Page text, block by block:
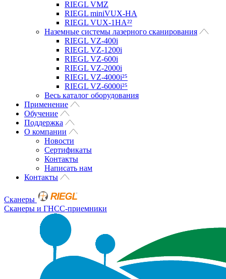
RIEGL VMZ
RIEGL miniVUX-HA
RIEGL VUX-1HA²²
Наземные системы лазерного сканирования
RIEGL VZ-400i
RIEGL VZ-1200i
RIEGL VZ-600i
RIEGL VZ-2000i
RIEGL VZ-4000i²⁵
RIEGL VZ-6000i²⁵
Весь каталог оборудования
Применение
Обучение
Поддержка
О компании
Новости
Сертификаты
Контакты
Написать нам
Контакты
Сканеры
Сканеры и ГНСС-приемники